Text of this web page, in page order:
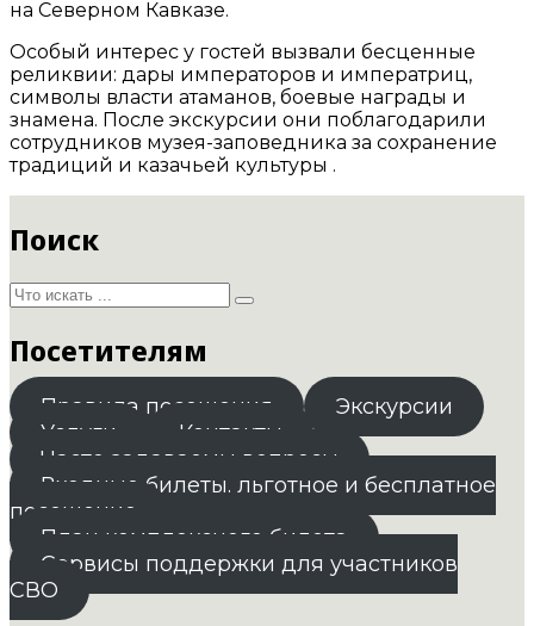
на Северном Кавказе.
Особый интерес у гостей вызвали бесценные
реликвии: дары императоров и императриц,
символы власти атаманов, боевые награды и
знамена. После экскурсии они поблагодарили
сотрудников музея-заповедника за сохранение
традиций и казачьей культуры .
Поиск
Посетителям
Правила посещения
Экскурсии
Услуги
Контакты
Часто задаваемы вопросы
Входные билеты. льготное и бесплатное
посещение
План комплексного билета
Сервисы поддержки для участников
СВО